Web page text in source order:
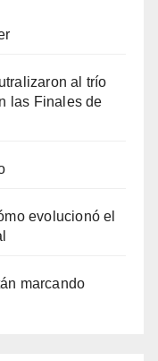
al trío
las Finales de
evolucionó el
marcando